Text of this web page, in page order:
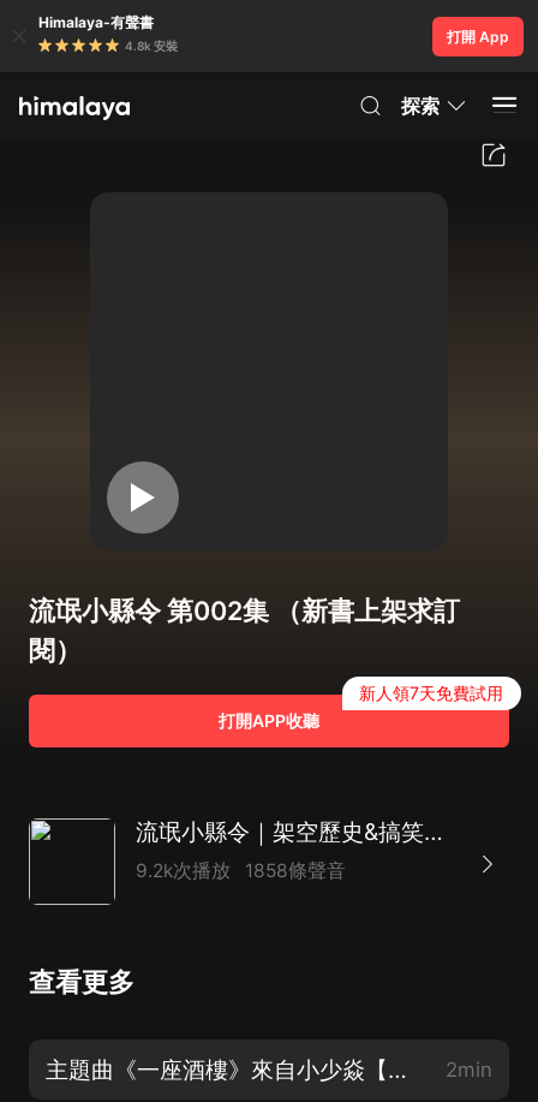
Himalaya-有聲書
4.8k 安裝
打開 App
探索
流氓小縣令 第002集 （新書上架求訂
閱）
打開APP收聽
新人領7天免費試用
流氓小縣令｜架空歷史&搞笑穿越｜白鯨出品
9.2k次播放 1858條聲音
查看更多
主題曲《一座酒樓》來自小少焱【腦子寄存處】 2min